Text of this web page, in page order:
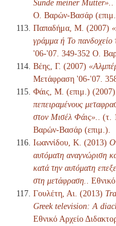
Sünde meiner Mutter».
Ο. Βαρών-Βασάρ
Παπαδήμα, Μ. (2007)
γράμμα ή Το πανδοχείο
'06-'07. 349-352 Ο.
Βέης, Γ. (2007)
Μετάφραση '06-'07.
Φάις, Μ. (επιμ.) (2007)
πεπειραμένους
στον Μισέλ Φάις».
.
Βαρών-Βασάρ (επιμ.).
Ιωαννίδου, Κ. (2013)
αυτόματη αναγνώριση
κατά την αυτόματη
στη μετάφραση.
.
Γουλέτη, Αι. (2013)
Greek television: A
Εθνικό Αρχείο